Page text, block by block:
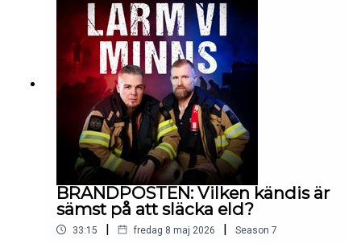
Facebook, TikTok, och Instagram.Lyssna
reklamfritt på Patreon.Produceras av: Malin
Brege, Trausti Brege & Daniel Brander.Manus:
Malin Brege.Klippning, ljudläggning och
efterbearbetning: Mikael Solkulle.
BRANDPOSTEN: Vilken kändis är
sämst på att släcka eld?
33:15 | fredag 8 maj 2026 | Season 7